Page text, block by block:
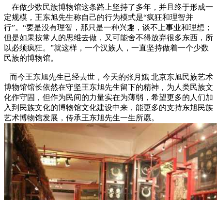
在做少数民族博物馆这条路上坚持了多年，并且终于形成一
定规模，王东旭先生称自己的行为模式是“疯狂和理智并
行”。“要是没有理智，那只是一种兴趣，谈不上事业和理想；
但是如果按常人的思维去做，又可能舍不得放弃很多东西，所
以必须疯狂。”就这样，一个汉族人，一直坚持做着一个少数
民族的博物馆。
而今王东旭先生已经去世，今天的张月娥 北京东旭民族艺术
博物馆馆长依然在守坚王东旭先生留下的精神，为人类民族文
化作守固，但作为民间的力量实在为薄弱，希望更多的人们加
入到民族文化的博物馆文化建设中来，能更多的支持东旭民族
艺术博物馆发展，传承王东旭先生一生所愿。